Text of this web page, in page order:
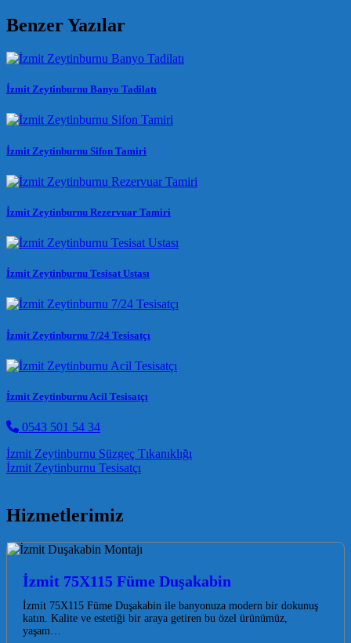
Benzer Yazılar
İzmit Zeytinburnu Banyo Tadilatı
İzmit Zeytinburnu Sifon Tamiri
İzmit Zeytinburnu Rezervuar Tamiri
İzmit Zeytinburnu Tesisat Ustası
İzmit Zeytinburnu 7/24 Tesisatçı
İzmit Zeytinburnu Acil Tesisatçı
0543 501 54 34
Post navigation
İzmit Zeytinburnu Süzgeç Tıkanıklığı
İzmit Zeytinburnu Tesisatçı
Hizmetlerimiz
İzmit 75X115 Füme Duşakabin
İzmit 75X115 Füme Duşakabin ile banyonuza modern bir dokunuş
katın. Kalite ve estetiği bir araya getiren bu özel ürünümüz,
yaşam…